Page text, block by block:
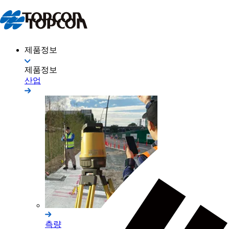
제품정보
제품정보
산업
측량